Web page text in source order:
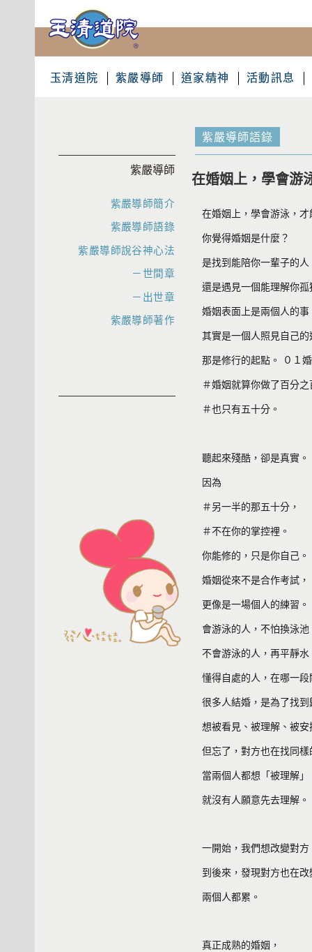
玉清道院 紫嚴導師 道家精神 活動訊息
紫嚴導師語錄
在婚姻上，學會游
在婚姻上，學會游泳，
你覺得婚姻是什麼？
是找到能陪你一輩子的人
還是遇見一個能理解你
婚姻表面上是兩個人的事
其實是一個人照見自己的
那是修行的起點。 ０１
＃婚姻就算你做了百分
＃也只有五十分。
聽起來殘酷，卻是真實。
因為
＃另一半的那五十分，
＃不在你的掌控裡。
你能修的，只是你自己。
婚姻從來不是合作考試，
更像是一場個人的練習。
會游泳的人，不怕換泳池
不會游泳的人，再平靜
懂得自處的人，在哪一
很多人結婚，是為了找到
想被看見、被理解、被安
但忘了，對方也在找同
當兩個人都想「被理解」
就沒有人願意先去理解。
一開始，我們想改變對方
到後來，發現對方也在
兩個人都累。
真正成熟的婚姻，
紫嚴導師
紫嚴導師簡介
紫嚴導師語錄
紫嚴導師說谷神心法
－世間章
－出世章
紫嚴導師著作